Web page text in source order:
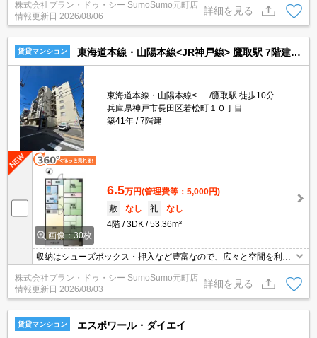
訪者が来てもTVインターホン越しに確認できるので防犯対策として
優れております。こちらの物件はアパートです。
株式会社プラン・ドゥ・シー SumoSumo元町店
情報更新日 2026/08/06
詳細を見る
賃貸マンション 東海道本線・山陽本線<JR神戸線> 鷹取駅 7階建 築41年
東海道本線・山陽本線<･･･/鷹取駅 徒歩10分
兵庫県神戸市長田区若松町１０丁目
築41年
7階建
画像：30枚
6.5万円(管理費等：5,000円)
敷
なし 礼
なし
4階
3DK 53.36m²
収納はシューズボックス・押入など豊富なので、広々と空間を利用
ライヤーなどをまとめてスッキリ収納できます。通話ボタンを押せ
ば相手の声が聞けるので、会話したうえで直接会うかを決められる
インターホンがあります。暑い日でも寒い日でも、エアコンのある
株式会社プラン・ドゥ・シー SumoSumo元町店
情報更新日 2026/08/03
詳細を見る
賃貸マンション エスポワール・ダイエイ